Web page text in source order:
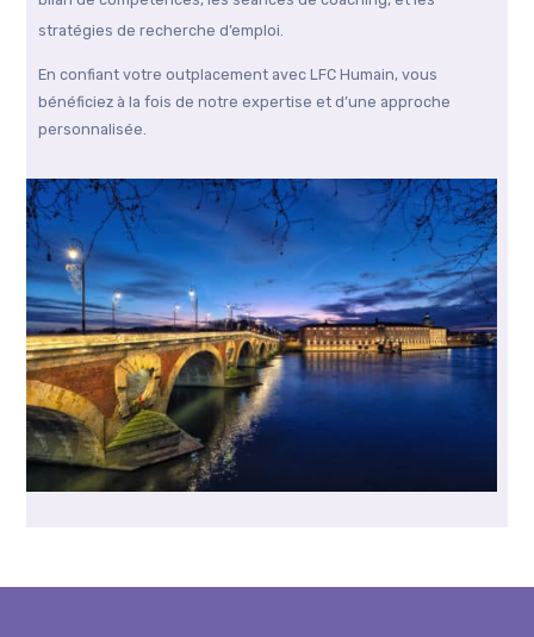
stratégies de recherche d’emploi.
En confiant votre outplacement avec LFC Humain, vous
bénéficiez à la fois de notre expertise et d’une approche
personnalisée.